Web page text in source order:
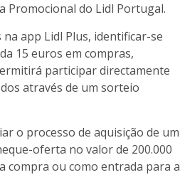
Promocional do Lidl Portugal.
app Lidl Plus, identificar-se
15 euros em compras,
participar directamente
através de um sorteio
o processo de aquisição de um
oferta no valor de 200.000
compra ou como entrada para a